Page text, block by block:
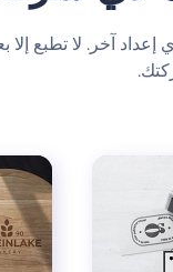
آخر. لا تطبع إلا